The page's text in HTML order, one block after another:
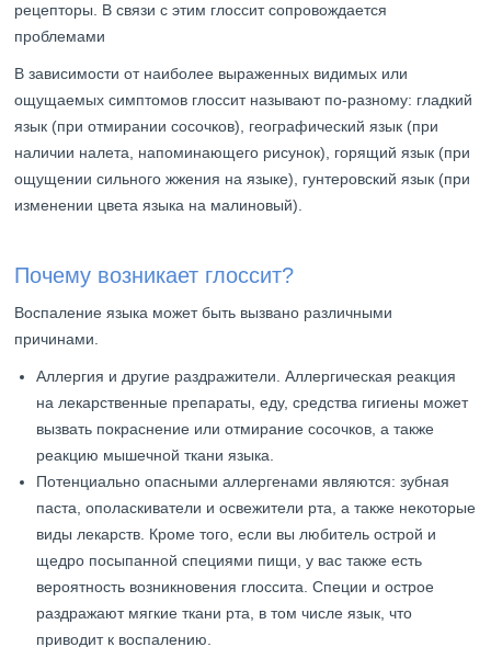
рецепторы. В связи с этим глоссит сопровождается
проблемами
В зависимости от наиболее выраженных видимых или
ощущаемых симптомов глоссит называют по-разному: гладкий
язык (при отмирании сосочков), географический язык (при
наличии налета, напоминающего рисунок), горящий язык (при
ощущении сильного жжения на языке), гунтеровский язык (при
изменении цвета языка на малиновый).
Почему возникает глоссит?
Воспаление языка может быть вызвано различными
причинами.
Аллергия и другие раздражители. Аллергическая реакция
на лекарственные препараты, еду, средства гигиены может
вызвать покраснение или отмирание сосочков, а также
реакцию мышечной ткани языка.
Потенциально опасными аллергенами являются: зубная
паста, ополаскиватели и освежители рта, а также некоторые
виды лекарств. Кроме того, если вы любитель острой и
щедро посыпанной специями пищи, у вас также есть
вероятность возникновения глоссита. Специи и острое
раздражают мягкие ткани рта, в том числе язык, что
приводит к воспалению.